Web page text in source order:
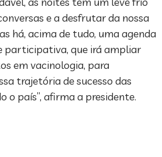
e a desfrutar da nossa
há, acima de tudo, uma agenda
participativa, que irá ampliar
em vacinologia, para
trajetória de sucesso das
o país”, afirma a presidente.